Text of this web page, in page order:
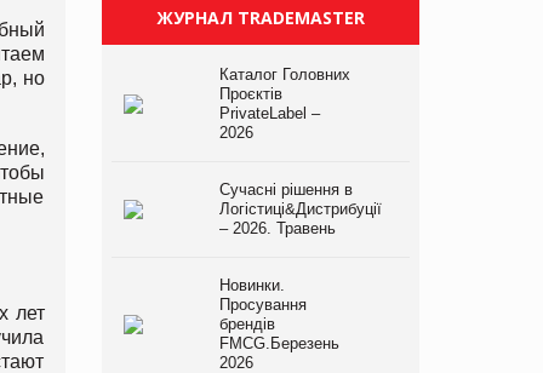
но
лет
ЖУРНАЛ TRADEMASTER
Каталог Головних
Проєктів
PrivateLabel –
2026
Сучасні рішення в
Логістиці&Дистрибуції
– 2026. Травень
Новинки.
Просування
брендів
FMCG.Березень
2026